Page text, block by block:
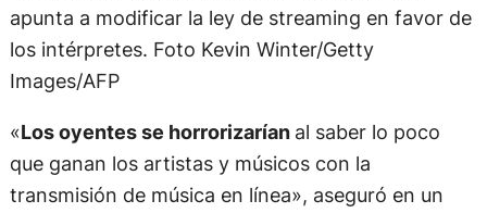
apunta a modificar la ley de streaming en favor de
los intérpretes. Foto Kevin Winter/Getty
Images/AFP
«Los oyentes se horrorizarían al saber lo poco
que ganan los artistas y músicos con la
transmisión de música en línea», aseguró en un